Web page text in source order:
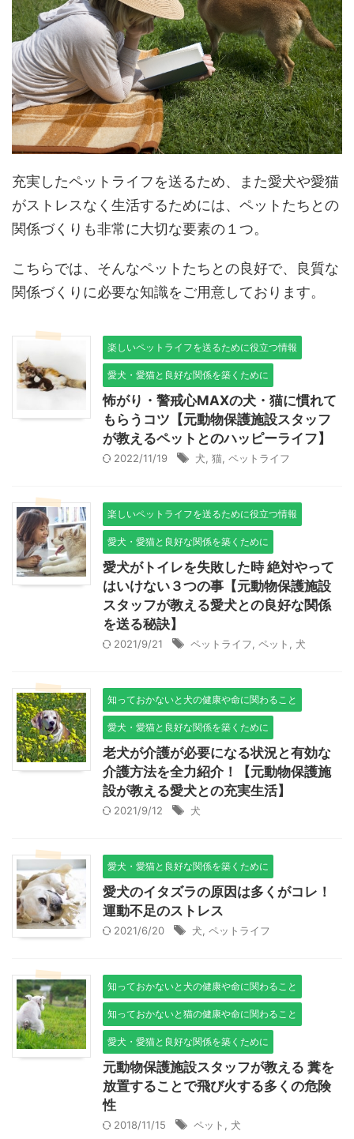
充実したペットライフを送るため、また愛犬や愛猫
がストレスなく生活するためには、ペットたちとの
関係づくりも非常に大切な要素の１つ。
こちらでは、そんなペットたちとの良好で、良質な
関係づくりに必要な知識をご用意しております。
楽しいペットライフを送るために役立つ情報
愛犬・愛猫と良好な関係を築くために
怖がり・警戒心MAXの犬・猫に慣れて
もらうコツ【元動物保護施設スタッフ
が教えるペットとのハッピーライフ】
2022/11/19 犬 猫 ペットライフ
楽しいペットライフを送るために役立つ情報
愛犬・愛猫と良好な関係を築くために
愛犬がトイレを失敗した時 絶対やって
はいけない３つの事【元動物保護施設
スタッフが教える愛犬との良好な関係
を送る秘訣】
2021/9/21 ペットライフ ペット 犬
知っておかないと犬の健康や命に関わること
愛犬・愛猫と良好な関係を築くために
老犬が介護が必要になる状況と有効な
介護方法を全力紹介！【元動物保護施
設が教える愛犬との充実生活】
2021/9/12 犬
愛犬・愛猫と良好な関係を築くために
愛犬のイタズラの原因は多くがコレ！
運動不足のストレス
2021/6/20 犬 ペットライフ
知っておかないと犬の健康や命に関わること
知っておかないと猫の健康や命に関わること
愛犬・愛猫と良好な関係を築くために
元動物保護施設スタッフが教える 糞を
放置することで飛び火する多くの危険
性
2018/11/15 ペット 犬